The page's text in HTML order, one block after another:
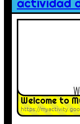
actividad
Welcome to
https://